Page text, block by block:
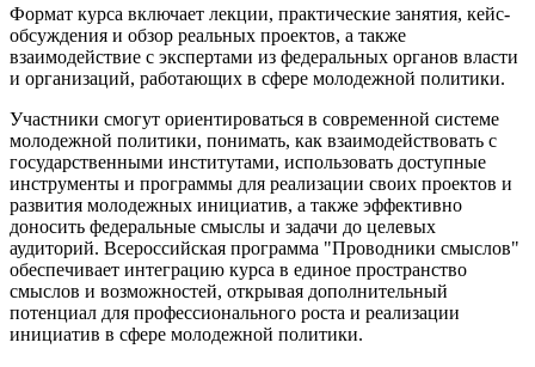
Формат курса включает лекции, практические занятия, кейс-
обсуждения и обзор реальных проектов, а также
взаимодействие с экспертами из федеральных органов власти
и организаций, работающих в сфере молодежной политики.
Участники смогут ориентироваться в современной системе
молодежной политики, понимать, как взаимодействовать с
государственными институтами, использовать доступные
инструменты и программы для реализации своих проектов и
развития молодежных инициатив, а также эффективно
доносить федеральные смыслы и задачи до целевых
аудиторий. Всероссийская программа "Проводники смыслов"
обеспечивает интеграцию курса в единое пространство
смыслов и возможностей, открывая дополнительный
потенциал для профессионального роста и реализации
инициатив в сфере молодежной политики.